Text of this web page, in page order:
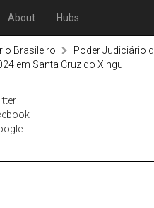
About Hubs
Brasileiro
Poder Judiciário
em Santa Cruz do Xingu